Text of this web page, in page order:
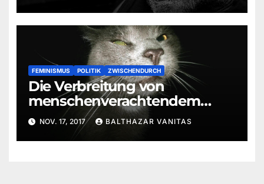
FEMINISMUS POLITIK ZWISCHENDURCH
Die Verbreitung von
menschenverachtendem
Material mit Alles Evolution
NOV. 17, 2017 BALTHAZAR VANITAS